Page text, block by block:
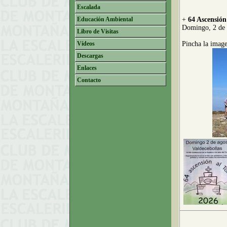
Escalada
Educación Ambiental
Libro de Visitas
Vídeos
Descargas
Enlaces
Contacto
+ 64
Domingo, 2 de
Pincha la